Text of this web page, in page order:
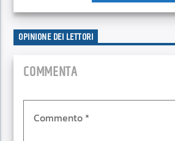
OPINIONE DEI LETTORI
COMMENTA